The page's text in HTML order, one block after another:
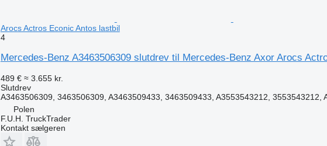
Arocs Actros Econic Antos lastbil
4
Mercedes-Benz A3463506309 slutdrev til Mercedes-Benz Axor Arocs
489 € ≈ 3.655 kr.
Slutdrev
A3463506309, 3463506309, A3463509433, 3463509433, A3553543212, 3553543212,
Polen
F.U.H. TruckTrader
Kontakt sælgeren